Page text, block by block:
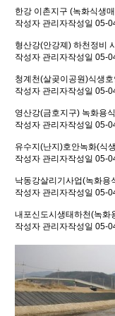
한강 이촌지구 (녹화식생
작성자 관리자작성일 05-
형산강(안강졔) 하천정비
작성자 관리자작성일 05-
청계천(살곶이공원)식생
작성자 관리자작성일 05-
영산강(금호지구) 녹화용
작성자 관리자작성일 05-
유수지(난지)호안녹화(식
작성자 관리자작성일 05-
낙동강살리기사업(녹화용
작성자 관리자작성일 05-
내포신도시생태하천(녹화
작성자 관리자작성일 05-